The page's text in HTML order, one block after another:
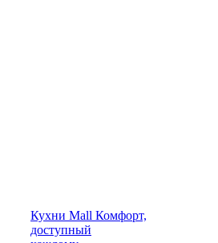
Кухни Mall Комфорт,
доступный